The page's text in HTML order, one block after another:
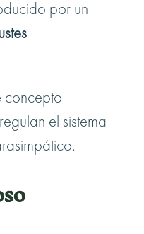
por un
concepto
el sistema